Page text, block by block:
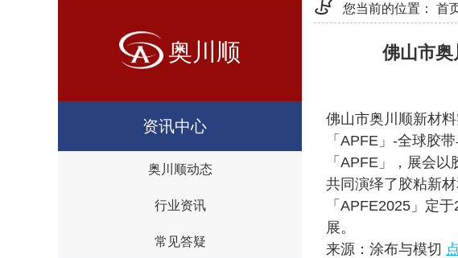
奥川顺
资讯中心
奥川顺动态
行业资讯
常见答疑
您当前的位置： 首
佛山市奥
佛山市奥川顺新材
「APFE」-全球胶
「APFE」，展会
共同演绎了胶粘新
「APFE2025」定
展。
来源：涂布与模切